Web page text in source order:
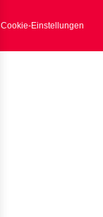
Cookie-Einstellungen